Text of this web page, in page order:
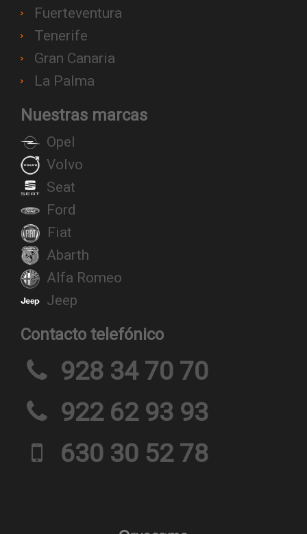
Fuerteventura
Tenerife
Gran Canaria
La Palma
Nuestras marcas
Opel
Volvo
Seat
Ford
Fiat
Abarth
Alfa Romeo
Jeep
Contacto telefónico
928 34 70 70
922 62 93 93
630 30 52 78